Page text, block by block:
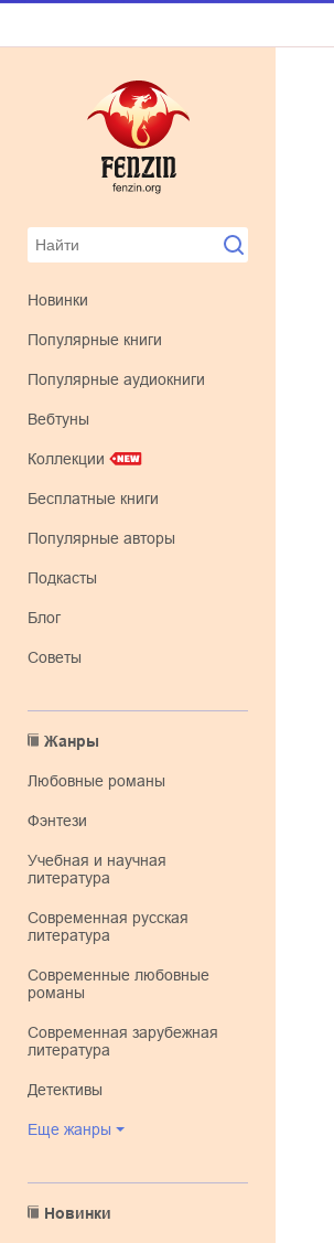
Новинки
Популярные книги
Популярные аудиокниги
Вебтуны
Коллекции
Бесплатные книги
Популярные авторы
Подкасты
Блог
Советы
Жанры
любовные романы
фэнтези
учебная и научная
литература
современная русская
литература
современные любовные
романы
современная зарубежная
литература
детективы
Еще жанры
Новинки